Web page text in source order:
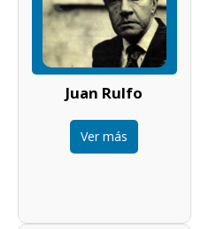
Juan Rulfo
Ver más